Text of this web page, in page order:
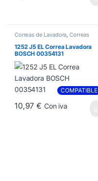
Correas de Lavadora,Correas
1252 J5 EL Correa Lavadora
BOSCH 00354131
COMPATIBLE
10,97€ Con iva